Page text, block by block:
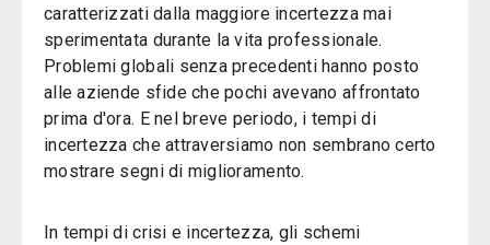
caratterizzati dalla maggiore incertezza mai
sperimentata durante la vita professionale.
Problemi globali senza precedenti hanno posto
alle aziende sfide che pochi avevano affrontato
prima d'ora. E nel breve periodo, i tempi di
incertezza che attraversiamo non sembrano certo
mostrare segni di miglioramento.
In tempi di crisi e incertezza, gli schemi